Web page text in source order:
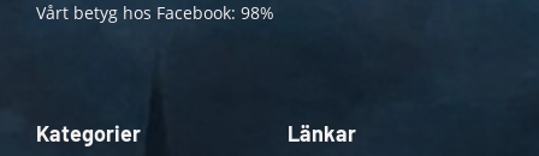
Vårt betyg hos Facebook: 98%
Kategorier Länkar